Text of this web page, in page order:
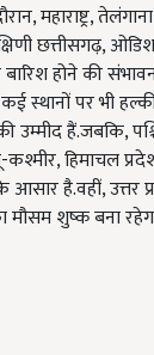
,महाराष्ट्र,तेलंगाना
छत्तीसगढ़,
होने की
स्थानों पर भी
उम्मीद हैं.जबकि,
कश्मीर,हिमाचल
आसार है.वहीं,उत्तर
मौसम शुष्क बना